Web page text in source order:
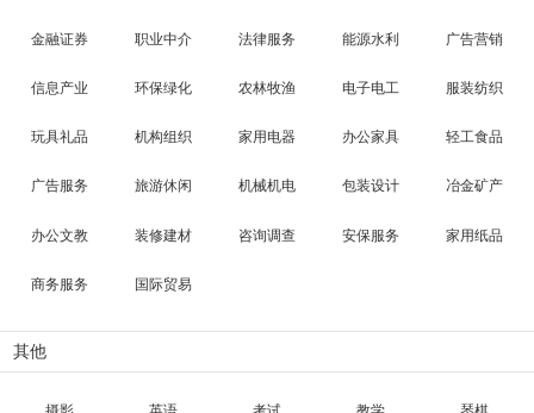
金融证券 职业中介 法律服务 能源水利 广告营销
信息产业 环保绿化 农林牧渔 电子电工 服装纺织
玩具礼品 机构组织 家用电器 办公家具 轻工食品
广告服务 旅游休闲 机械机电 包装设计 冶金矿产
办公文教 装修建材 咨询调查 安保服务 家用纸品
商务服务 国际贸易
其他